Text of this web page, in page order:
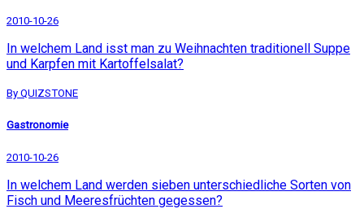
2010-10-26
In welchem Land isst man zu Weihnachten traditionell Suppe
und Karpfen mit Kartoffelsalat?
By QUIZSTONE
Gastronomie
2010-10-26
In welchem Land werden sieben unterschiedliche Sorten von
Fisch und Meeresfrüchten gegessen?